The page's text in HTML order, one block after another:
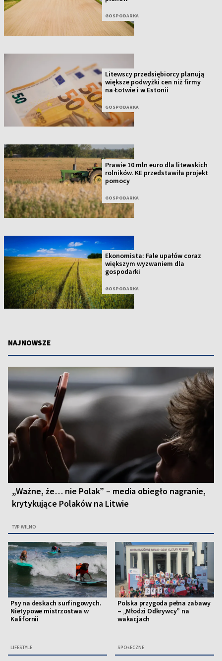
GOSPODARKA
Litewscy przedsiębiorcy planują
większe podwyżki cen niż firmy
na Łotwie i w Estonii
GOSPODARKA
Prawie 10 mln euro dla litewskich
rolników. KE przedstawiła projekt
pomocy
GOSPODARKA
Ekonomista: Fale upałów coraz
większym wyzwaniem dla
gospodarki
GOSPODARKA
NAJNOWSZE
„Ważne, że… nie Polak” – media obiegło nagranie,
krytykujące Polaków na Litwie
TVP WILNO
Psy na deskach surfingowych.
Nietypowe mistrzostwa w
Kalifornii
LIFESTYLE
Polska przygoda pełna zabawy
– „Młodzi Odkrywcy” na
wakacjach
SPOŁECZNE